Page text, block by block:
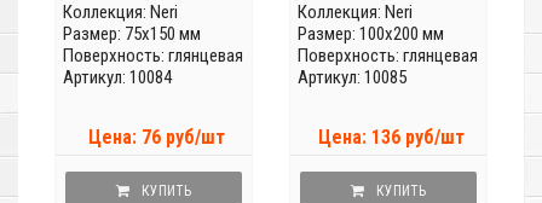
Коллекция: Neri
Размер: 75x150 мм
Поверхность: глянцевая
Артикул: 10084
Цена: 76 руб/шт
КУПИТЬ
Коллекция: Neri
Размер: 100x200 мм
Поверхность: глянцевая
Артикул: 10085
Цена: 136 руб/шт
КУПИТЬ